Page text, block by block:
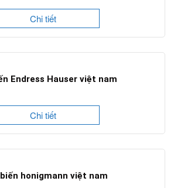
Chi tiết
Endress Hauser việt nam
Chi tiết
honigmann việt nam